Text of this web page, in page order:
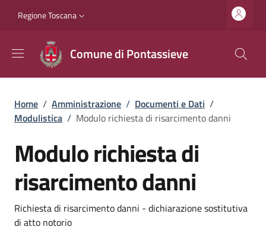
Slim top
Regione Toscana
Comune di Pontassieve
Briciole di pane
Home / Amministrazione / Documenti e Dati /
Modulistica / Modulo richiesta di risarcimento danni
Modulo richiesta di
risarcimento danni
Dettagli
Richiesta di risarcimento danni - dichiarazione sostitutiva
di atto notorio